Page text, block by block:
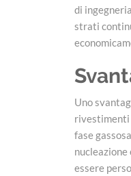
di
strati
Uno
rivestimenti
fase
essere